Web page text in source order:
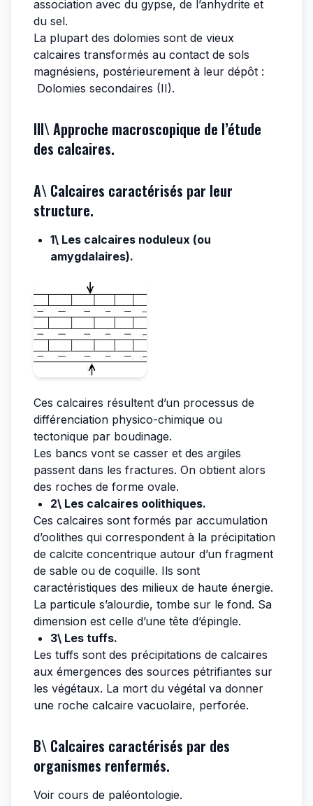
association avec du gypse, de l’anhydrite et
du sel.
La plupart des dolomies sont de vieux
calcaires transformés au contact de sols
magnésiens, postérieurement à leur dépôt :
Dolomies secondaires (II).
III\ Approche macroscopique de l’étude
des calcaires.
A\ Calcaires caractérisés par leur
structure.
1\ Les calcaires noduleux (ou
amygdalaires).
Ces calcaires résultent d’un processus de
différenciation physico-chimique ou
tectonique par boudinage.
Les bancs vont se casser et des argiles
passent dans les fractures. On obtient alors
des roches de forme ovale.
2\ Les calcaires oolithiques.
Ces calcaires sont formés par accumulation
d’oolithes qui correspondent à la précipitation
de calcite concentrique autour d’un fragment
de sable ou de coquille. Ils sont
caractéristiques des milieux de haute énergie.
La particule s’alourdie, tombe sur le fond. Sa
dimension est celle d’une tête d’épingle.
3\ Les tuffs.
Les tuffs sont des précipitations de calcaires
aux émergences des sources pétrifiantes sur
les végétaux. La mort du végétal va donner
une roche calcaire vacuolaire, perforée.
B\ Calcaires caractérisés par des
organismes renfermés.
Voir cours de paléontologie.